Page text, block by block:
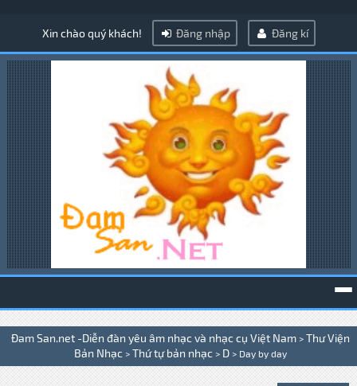
Xin chào quý khách! Đăng nhập Đăng kí
Đam San.net -Diễn đàn yêu âm nhạc và nhạc cụ Việt Nam > Thư Viện
Bản Nhạc > Thứ tự bản nhạc > D > Day by day